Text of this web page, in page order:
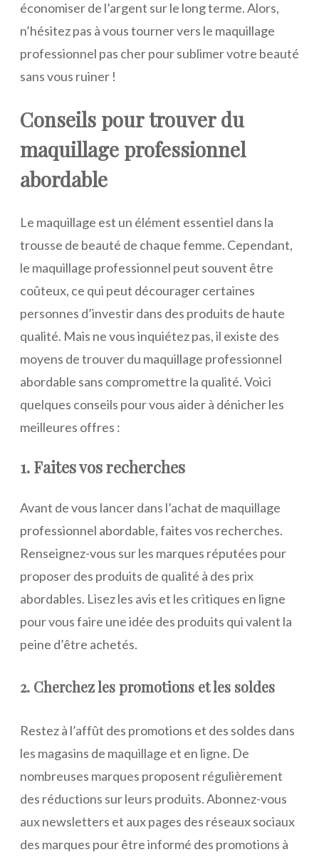
économiser de l’argent sur le long terme. Alors,
n’hésitez pas à vous tourner vers le maquillage
professionnel pas cher pour sublimer votre beauté
sans vous ruiner !
Conseils pour trouver du
maquillage professionnel
abordable
Le maquillage est un élément essentiel dans la
trousse de beauté de chaque femme. Cependant,
le maquillage professionnel peut souvent être
coûteux, ce qui peut décourager certaines
personnes d’investir dans des produits de haute
qualité. Mais ne vous inquiétez pas, il existe des
moyens de trouver du maquillage professionnel
abordable sans compromettre la qualité. Voici
quelques conseils pour vous aider à dénicher les
meilleures offres :
1. Faites vos recherches
Avant de vous lancer dans l’achat de maquillage
professionnel abordable, faites vos recherches.
Renseignez-vous sur les marques réputées pour
proposer des produits de qualité à des prix
abordables. Lisez les avis et les critiques en ligne
pour vous faire une idée des produits qui valent la
peine d’être achetés.
2. Cherchez les promotions et les soldes
Restez à l’affût des promotions et des soldes dans
les magasins de maquillage et en ligne. De
nombreuses marques proposent régulièrement
des réductions sur leurs produits. Abonnez-vous
aux newsletters et aux pages des réseaux sociaux
des marques pour être informé des promotions à